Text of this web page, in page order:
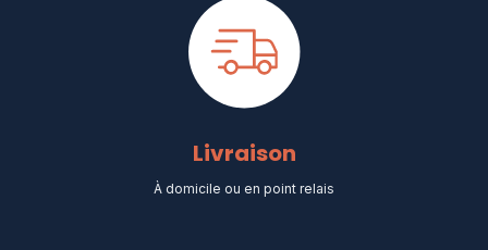
Livraison
À domicile ou en point relais​